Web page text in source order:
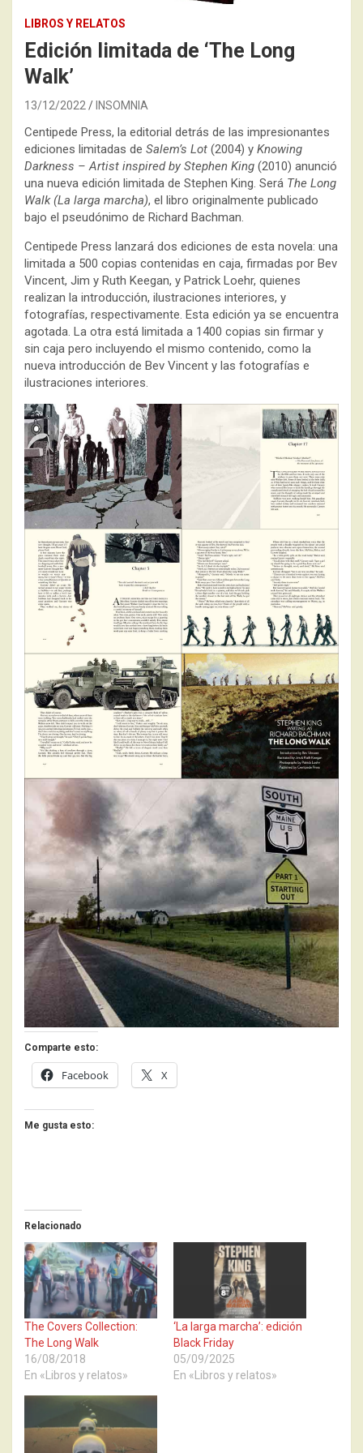
LIBROS Y RELATOS
Edición limitada de ‘The Long
Walk’
13/12/2022 INSOMNIA
Centipede Press, la editorial detrás de las impresionantes
ediciones limitadas de Salem’s Lot (2004) y Knowing
Darkness – Artist inspired by Stephen King (2010) anunció
una nueva edición limitada de Stephen King. Será The Long
Walk (La larga marcha), el libro originalmente publicado
bajo el pseudónimo de Richard Bachman.
Centipede Press lanzará dos ediciones de esta novela: una
limitada a 500 copias contenidas en caja, firmadas por Bev
Vincent, Jim y Ruth Keegan, y Patrick Loehr, quienes
realizan la introducción, ilustraciones interiores, y
fotografías, respectivamente. Esta edición ya se encuentra
agotada. La otra está limitada a 1400 copias sin firmar y
sin caja pero incluyendo el mismo contenido, como la
nueva introducción de Bev Vincent y las fotografías e
ilustraciones interiores.
Comparte esto:
Facebook X
Me gusta esto:
Relacionado
The Covers Collection:
The Long Walk
16/08/2018
En «Libros y relatos»
‘La larga marcha’: edición
Black Friday
05/09/2025
En «Libros y relatos»